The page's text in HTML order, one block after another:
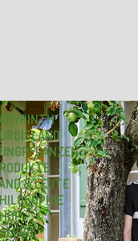
& LEUTE